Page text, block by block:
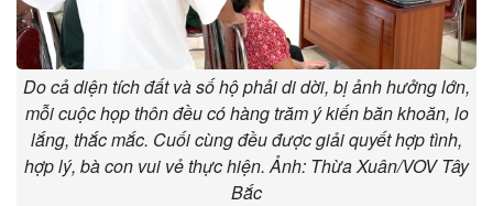
Do cả diện tích đất và số hộ phải di dời, bị ảnh hưởng lớn,
mỗi cuộc họp thôn đều có hàng trăm ý kiến băn khoăn, lo
lắng, thắc mắc. Cuối cùng đều được giải quyết hợp tình,
hợp lý, bà con vui vẻ thực hiện. Ảnh: Thừa Xuân/VOV Tây
Bắc